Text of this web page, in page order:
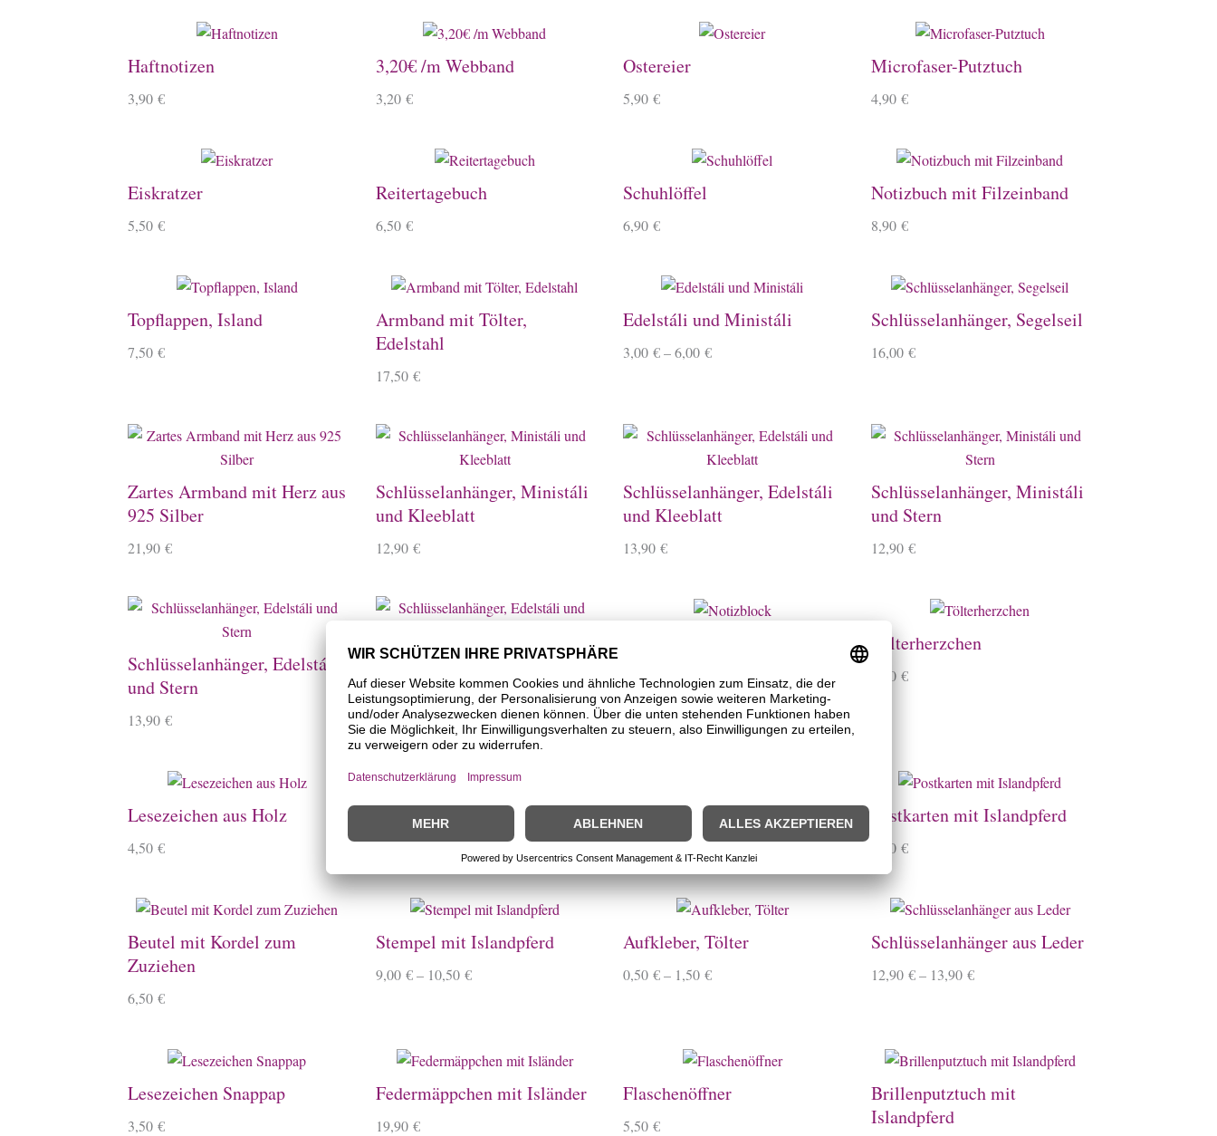
Haftnotizen
3,90 €
3,20€ /m Webband
3,20 €
Ostereier
5,90 €
Microfaser-Putztuch
4,90 €
Eiskratzer
5,50 €
Reitertagebuch
6,50 €
Schuhlöffel
6,90 €
Notizbuch mit Filzeinband
8,90 €
Topflappen, Island
7,50 €
Armband mit Tölter,
Edelstahl
17,50 €
Edelstáli und Ministáli
3,00 €–6,00 €
Schlüsselanhänger, Segelseil
16,00 €
Zartes Armband mit Herz aus
925 Silber
21,90 €
Schlüsselanhänger, Ministáli
und Kleeblatt
12,90 €
Schlüsselanhänger, Edelstáli
und Kleeblatt
13,90 €
Schlüsselanhänger, Ministáli
und Stern
12,90 €
Schlüsselanhänger, Edelstáli
und Stern
13,90 €
Schlüsselanhänger, Edelstáli
und Herz
13,90€
3,90
Tölterherzchen
2,90 €
Lesezeichen aus Holz
4,50 €
Stempel Mini
4,10€
Büroklammern
2,50€–8,50 €
Postkarten mit Islandpferd
1,90 €
Beutel mit Kordel zum
Zuziehen
6,50 €
Stempel mit Islandpferd
9,00 €– 10,50 €
Aufkleber, Tölter
0,50 €– 1,50 €
Schlüsselanhänger aus Leder
12,90 €– 13,90 €
Lesezeichen Snappap
3,50 €
Federmäppchen mit Isländer
19,90 €
Flaschenöffner
5,50 €
Brillenputztuch mit
Islandpferd